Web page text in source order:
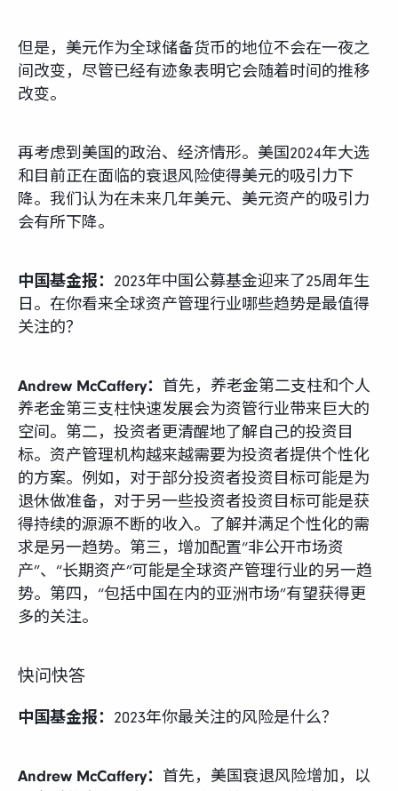
但是，美元作为全球储备货币的地位不会在一夜之
间改变，尽管已经有迹象表明它会随着时间的推移
改变。
再考虑到美国的政治、经济情形。美国2024年大选
和目前正在面临的衰退风险使得美元的吸引力下
降。我们认为在未来几年美元、美元资产的吸引力
会有所下降。
中国基金报： 2023年中国公募基金迎来了25周年生
日。在你看来全球资产管理行业哪些趋势是最值得
关注的？
Andrew McCaffery： 首先，养老金第二支柱和个人
养老金第三支柱快速发展会为资管行业带来巨大的
空间。第二，投资者更清醒地了解自己的投资目
标。资产管理机构越来越需要为投资者提供个性化
的方案。例如，对于部分投资者投资目标可能是为
退休做准备，对于另一些投资者投资目标可能是获
得持续的源源不断的收入。了解并满足个性化的需
求是另一趋势。第三，增加配置“非公开市场资
产”、“长期资产”可能是全球资产管理行业的另一趋
势。第四，“包括中国在内的亚洲市场”有望获得更
多的关注。
快问快答
中国基金报： 2023年你最关注的风险是什么？
Andrew McCaffery： 首先，美国衰退风险增加，以